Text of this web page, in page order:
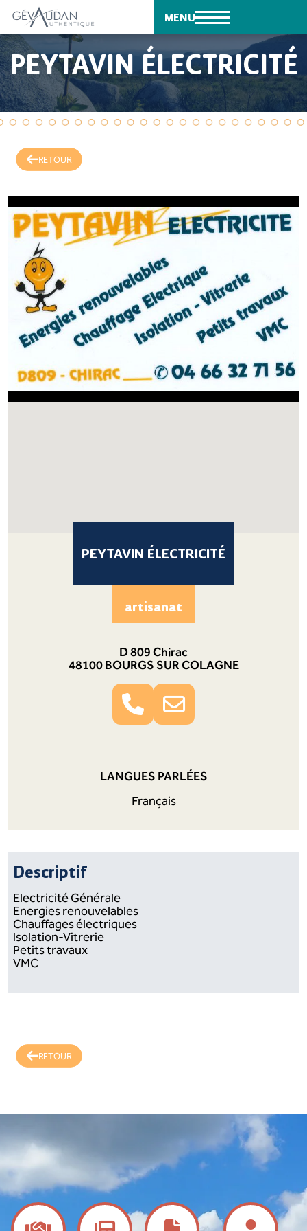
MENU
PEYTAVIN ÉLECTRICITÉ
RETOUR
Descriptif
Electricité Générale
Energies renouvelables
Chauffages électriques
Isolation-Vitrerie
Petits travaux
VMC
PEYTAVIN ÉLECTRICITÉ
artisanat
D 809 Chirac
48100 BOURGS SUR COLAGNE
LANGUES PARLÉES
Français
RETOUR